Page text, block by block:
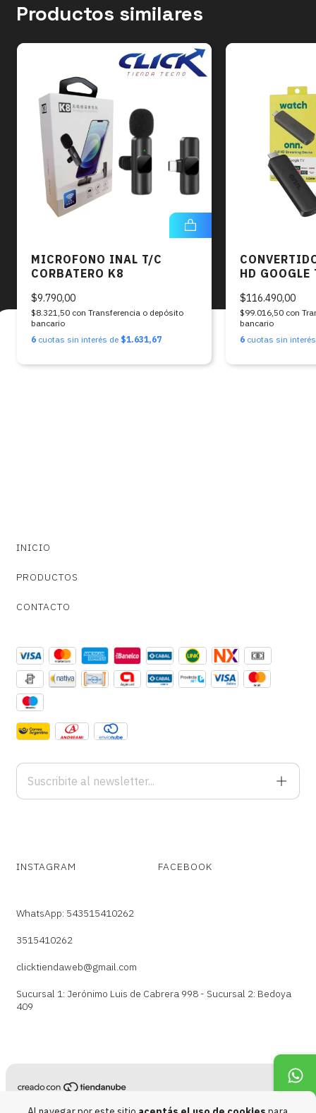
Productos similares
MICROFONO INAL T/C
CORBATERO K8
$9.790,00
$8.321,50 con Transferencia o depósito
bancario
6 cuotas sin interés de $1.631,67
HD GOOGLE
$116.490,00
$99.016,50 con
bancario
6 cuotas sin
INICIO
PRODUCTOS
CONTACTO
INSTAGRAM FACEBOOK
WhatsApp: 543515410262
3515410262
clicktiendaweb@gmail.com
Sucursal 1: Jerónimo Luis de Cabrera 998 - Sucursal 2: Bedoya
409
Copyright Click Tienda Tecno - 20210619411 - 2026. Todos los derechos